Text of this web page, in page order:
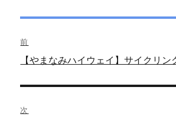
稿
ナ
ビ
前
過
投
【やまなみハイウェイ】サイクリン
次